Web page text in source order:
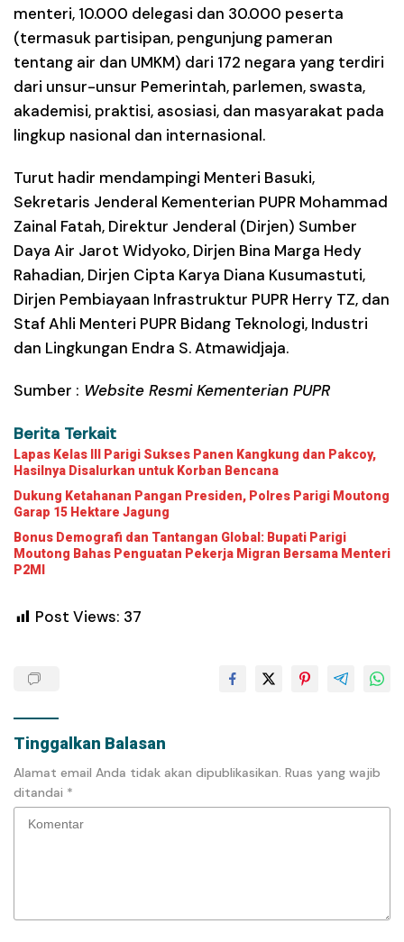
menteri, 10.000 delegasi dan 30.000 peserta
(termasuk partisipan, pengunjung pameran
tentang air dan UMKM) dari 172 negara yang terdiri
dari unsur-unsur Pemerintah, parlemen, swasta,
akademisi, praktisi, asosiasi, dan masyarakat pada
lingkup nasional dan internasional.
Turut hadir mendampingi Menteri Basuki,
Sekretaris Jenderal Kementerian PUPR Mohammad
Zainal Fatah, Direktur Jenderal (Dirjen) Sumber
Daya Air Jarot Widyoko, Dirjen Bina Marga Hedy
Rahadian, Dirjen Cipta Karya Diana Kusumastuti,
Dirjen Pembiayaan Infrastruktur PUPR Herry TZ, dan
Staf Ahli Menteri PUPR Bidang Teknologi, Industri
dan Lingkungan Endra S. Atmawidjaja.
Sumber : Website Resmi Kementerian PUPR
Berita Terkait
Lapas Kelas III Parigi Sukses Panen Kangkung dan Pakcoy,
Hasilnya Disalurkan untuk Korban Bencana
Dukung Ketahanan Pangan Presiden, Polres Parigi Moutong
Garap 15 Hektare Jagung
Bonus Demografi dan Tantangan Global: Bupati Parigi
Moutong Bahas Penguatan Pekerja Migran Bersama Menteri
P2MI
Post Views: 37
Tinggalkan Balasan
Alamat email Anda tidak akan dipublikasikan. Ruas yang wajib
ditandai *